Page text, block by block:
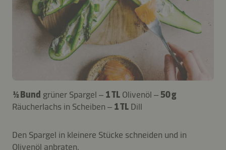
½ Bund grüner Spargel – 1 TL Olivenöl – 50 g
Räucherlachs in Scheiben – 1 TL Dill
Den Spargel in kleinere Stücke schneiden und in
Olivenöl anbraten.